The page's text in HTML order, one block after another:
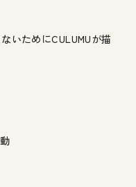
いためにCULUMUが描